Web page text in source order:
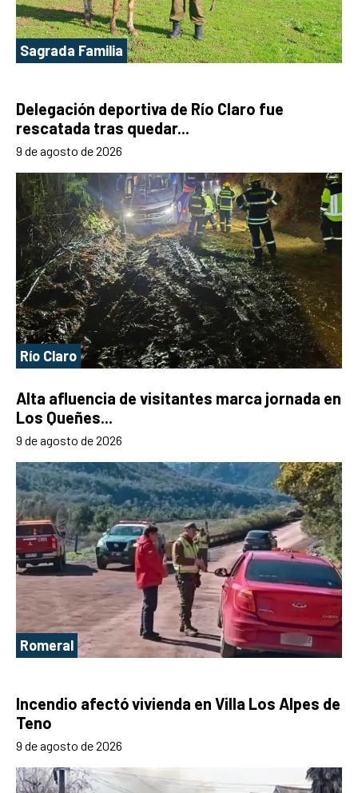
Sagrada Familia
Delegación deportiva de Río Claro fue
rescatada tras quedar...
9 de agosto de 2026
Río Claro
Alta afluencia de visitantes marca jornada en
Los Queñes...
9 de agosto de 2026
Romeral
Incendio afectó vivienda en Villa Los Alpes de
Teno
9 de agosto de 2026